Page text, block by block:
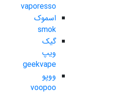
vaporesso
اسموک
smok
گیک
ویپ
geekvape
ووپو
voopoo